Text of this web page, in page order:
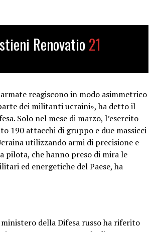
Renovatio 21
reagiscono in modo asimmetrico
dei militanti ucraini», ha detto il
Solo nel mese di marzo, l’esercito
190 attacchi di gruppo e due massicci
utilizzando armi di precisione e
pilota, che hanno preso di mira le
ed energetiche del Paese, ha
della Difesa russo ha riferito